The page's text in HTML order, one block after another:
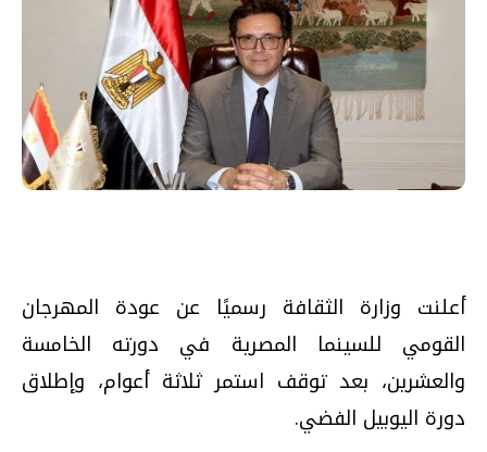
أعلنت وزارة الثقافة رسميًا عن عودة المهرجان
القومي للسينما المصرية في دورته الخامسة
والعشرين، بعد توقف استمر ثلاثة أعوام، وإطلاق
دورة اليوبيل الفضي.